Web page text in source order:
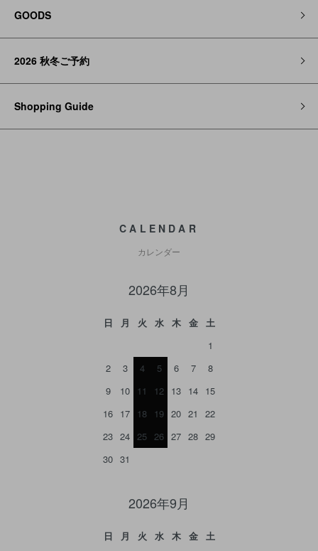
GOODS
2026 秋冬ご予約
Shopping Guide
CALENDAR
カレンダー
2026年8月
日 月 火 水 木 金
土
1
2
3 4 5 6 7
8
9
10 11 12 13 14 15
16 17 18 19 20 21
22
23 24 25 26 27 28 29
30 31
2026年9月
日 月 火 水 木 金
土